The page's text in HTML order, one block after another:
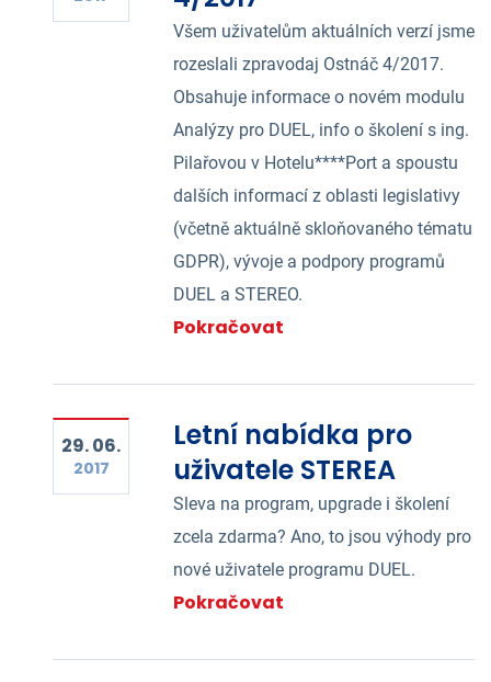
Všem uživatelům aktuálních verzí jsme
rozeslali zpravodaj Ostnáč 4/2017.
Obsahuje informace o novém modulu
Analýzy pro DUEL, info o školení s ing.
Pilařovou v Hotelu****Port a spoustu
dalších informací z oblasti legislativy
(včetně aktuálně skloňovaného tématu
GDPR), vývoje a podpory programů
DUEL a STEREO.
Pokračovat
29. 06.
2017
Letní nabídka pro
uživatele STEREA
Sleva na program, upgrade i školení
zcela zdarma? Ano, to jsou výhody pro
nové uživatele programu DUEL.
Pokračovat